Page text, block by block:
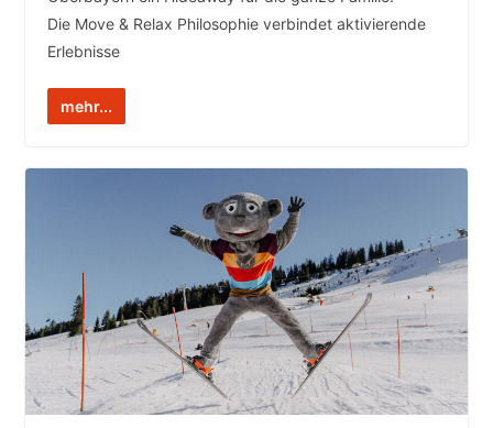
Die Move & Relax Philosophie verbindet aktivierende
Erlebnisse
mehr...